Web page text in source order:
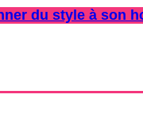
du style à son